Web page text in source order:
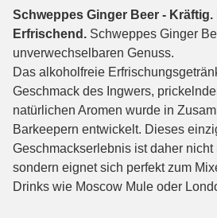
Schweppes Ginger Beer -
Erfrischend. Schweppes Ginger
unverwechselbaren Genuss.
Das alkoholfreie
Geschmack des Ingwers,
natürlichen Aromen wurde in
Barkeepern entwickelt. Dieses
Geschmackserlebnis ist daher nicht
sondern eignet sich perfekt zum
Drinks wie Moscow Mule oder